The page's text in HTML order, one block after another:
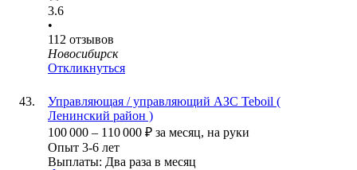
3.6
•
112 отзывов
Новосибирск
Откликнуться
Управляющая / управляющий АЗС Teboil (
Ленинский район )
100 000 – 110 000 ₽ за месяц, на руки
Опыт 3-6 лет
Выплаты: Два раза в месяц